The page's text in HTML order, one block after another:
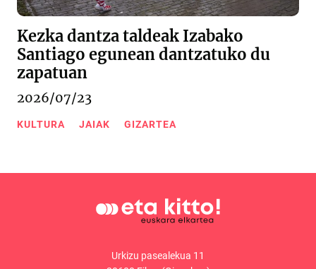
Kezka dantza taldeak Izabako
Santiago egunean dantzatuko du
zapatuan
2026/07/23
KULTURA JAIAK GIZARTEA
Urkizu pasealekua 11